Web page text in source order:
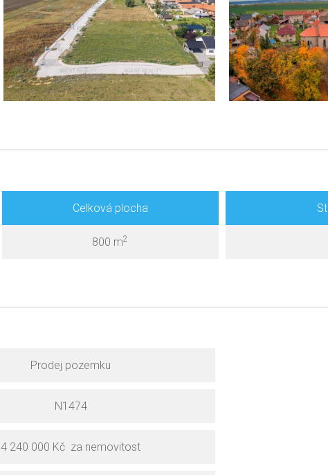
Celková plocha
800 m2
Prodej pozemku
N1474
4 240 000 Kč za nemovitost